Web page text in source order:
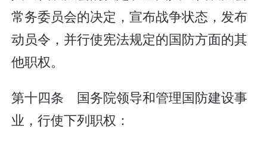
常务委员会的决定，宣布战争状态，发布
动员令，并行使宪法规定的国防方面的其
他职权。
第十四条 国务院领导和管理国防建设事
业，行使下列职权：